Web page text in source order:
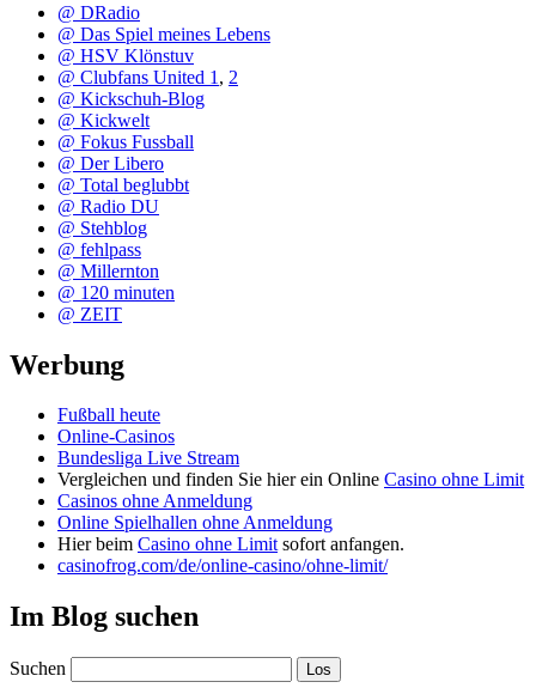
@ DRadio
@ Das Spiel meines Lebens
@ HSV Klönstuv
@ Clubfans United 1 , 2
@ Kickschuh-Blog
@ Kickwelt
@ Fokus Fussball
@ Der Libero
@ Total beglubbt
@ Radio DU
@ Stehblog
@ fehlpass
@ Millernton
@ 120 minuten
@ ZEIT
Werbung
Fußball heute
Online-Casinos
Bundesliga Live Stream
Vergleichen und finden Sie hier ein Online Casino ohne Limit
Casinos ohne Anmeldung
Online Spielhallen ohne Anmeldung
Hier beim Casino ohne Limitsofort anfangen.
casinofrog.com/de/online-casino/ohne-limit/
Im Blog suchen
Suchen